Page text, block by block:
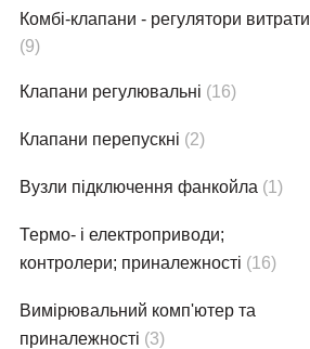
Комбі-клапани - регулятори витрати
(9)
Клапани регулювальні (16)
Клапани перепускні (2)
Вузли підключення фанкойла (1)
Термо- i електроприводи;
контролери; приналежності (16)
Вимірювальний комп'ютер та
приналежності (3)